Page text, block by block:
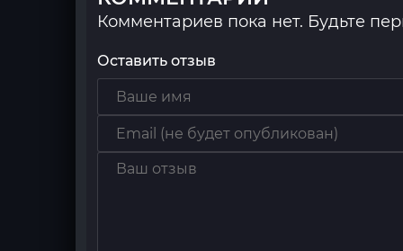
Комментариев пока нет. Будьте
Оставить отзыв